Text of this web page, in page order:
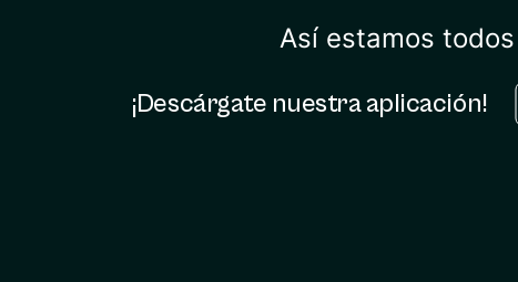
Así estamos
¡Descárgate nuestra aplicación!